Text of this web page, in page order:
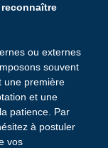
ou externes
souvent
une première
et une
patience. Par
à postuler
vos